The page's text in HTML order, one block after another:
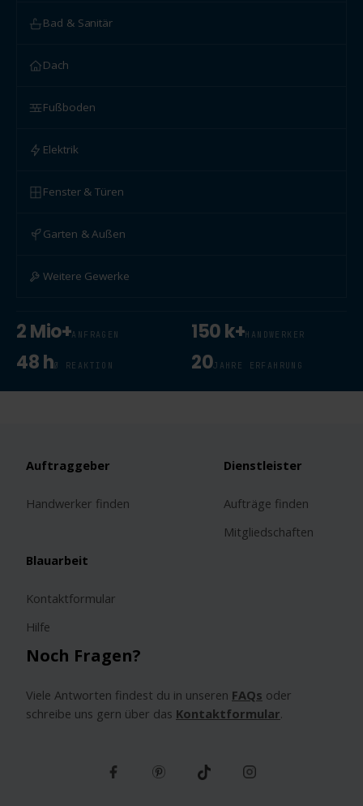
Bad & Sanitär
Dach
Fußboden
Elektrik
Fenster & Türen
Garten & Außen
Weitere Gewerke
2 Mio+ANFRAGEN 150 k+HANDWERKER
48 hØ REAKTION 20JAHRE ERFAHRUNG
Noch Fragen?
Viele Antworten findest du in unseren FAQs oder
schreibe uns gern über das Kontaktformular.
Auftraggeber
Handwerker finden
Dienstleister
Aufträge finden
Mitgliedschaften
Blauarbeit
Kontaktformular
Hilfe